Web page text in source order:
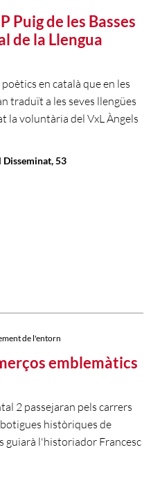
Puig de les Basses
de la Llengua
en català que en les
traduït a les seves llengües
la voluntària del VxL Àngels
Disseminat, 53
de l'entorn
emblemàtics
2 passejaran pels carrers
històriques de
guiarà l'historiador Francesc